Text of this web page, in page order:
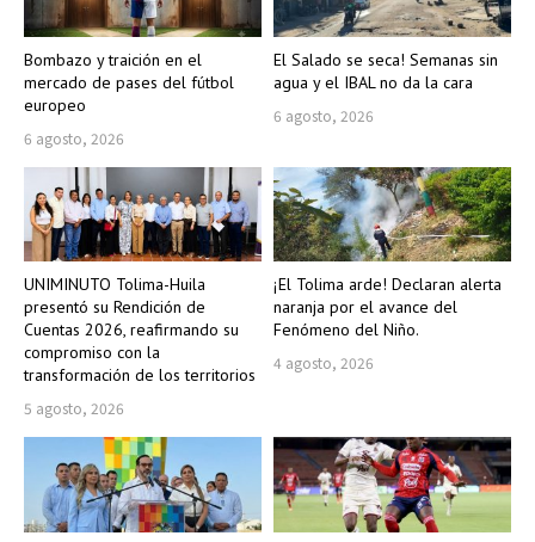
Bombazo y traición en el
mercado de pases del fútbol
europeo
6 agosto, 2026
El Salado se seca! Semanas sin
agua y el IBAL no da la cara
6 agosto, 2026
UNIMINUTO Tolima-Huila
presentó su Rendición de
Cuentas 2026, reafirmando su
compromiso con la
transformación de los territorios
5 agosto, 2026
¡El Tolima arde! Declaran alerta
naranja por el avance del
Fenómeno del Niño.
4 agosto, 2026